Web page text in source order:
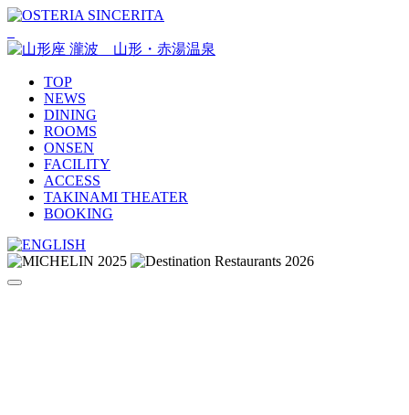
TOP
NEWS
DINING
ROOMS
ONSEN
FACILITY
ACCESS
TAKINAMI THEATER
BOOKING